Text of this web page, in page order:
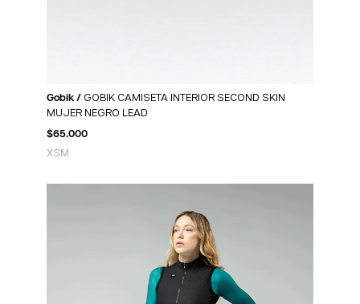
Gobik / GOBIK CAMISETA INTERIOR SECOND SKIN
MUJER NEGRO LEAD
$65.000
XS M